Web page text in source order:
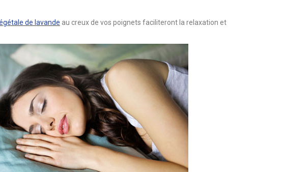
de lavande au creux de vos poignets faciliteront la relaxation et